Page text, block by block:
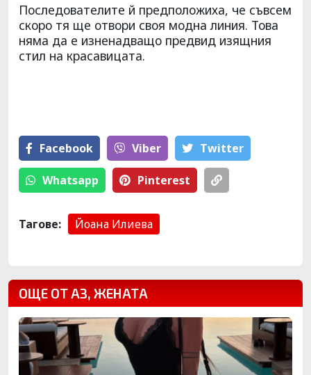
Последователите й предположиха, че съвсем
скоро тя ще отвори своя модна линия. Това
няма да е изненадващо предвид изящния
стил на красавицата.
Facebook Viber Тwitter
Whatsapp Pinterest
Тагове: Йоана Илиева
ОЩЕ ОТ АЗ, ЖЕНАТА